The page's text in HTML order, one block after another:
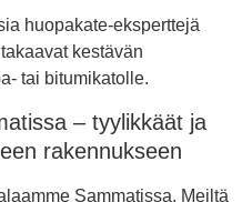
huopakate-eksperttejä
kestävän
tai bitumikatolle.
– tyylikkäät ja
rakennukseen
Sammatissa. Meiltä